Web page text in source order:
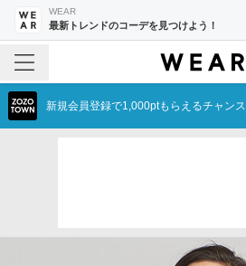
WEAR
最新トレンドのコーデを見つけよう！
新規会員登録で1,000ptもらえるチャンス